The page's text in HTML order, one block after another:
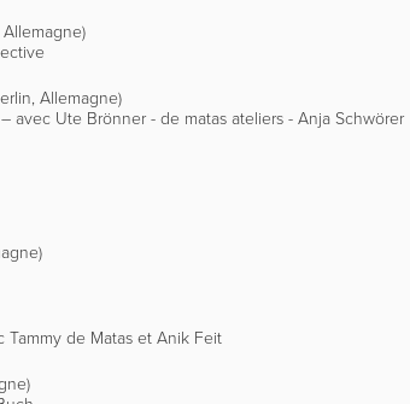
Allemagne)
– avec Ute Brönner - de matas ateliers - Anja Schwörer
Tammy de Matas et Anik Feit